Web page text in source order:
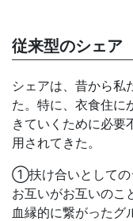
従来型のシェア
シェアは、昔から私
た。特に、衣食住に
きていくために必要
用されてきた。
①扶け合いとしての
お互いがお互いのこ
血縁的に繋がったグ